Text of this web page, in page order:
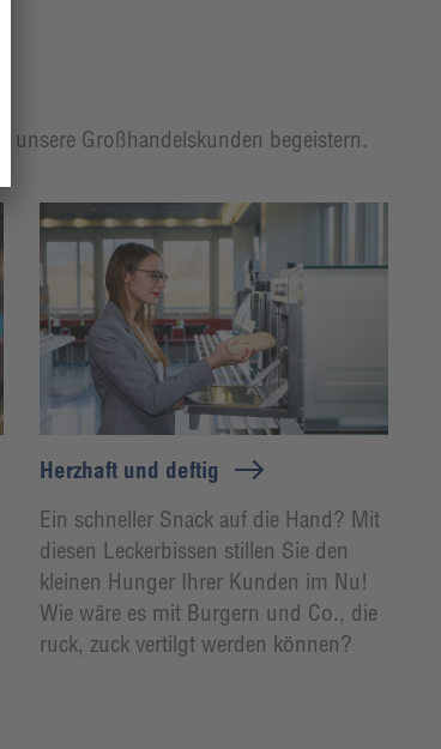
unsere Großhandelskunden begeistern.
Herzhaft und deftig
Ein schneller Snack auf die Hand? Mit
diesen Leckerbissen stillen Sie den
kleinen Hunger Ihrer Kunden im Nu!
Wie wäre es mit Burgern und Co., die
ruck, zuck vertilgt werden können?